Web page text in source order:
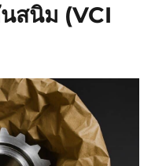
สนิม (VCI